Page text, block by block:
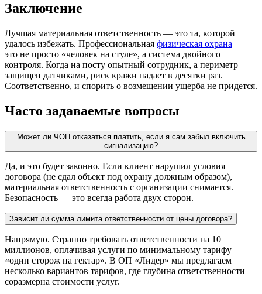
Заключение
Лучшая материальная ответственность — это та, которой
удалось избежать. Профессиональная физическая охрана —
это не просто «человек на стуле», а система двойного
контроля. Когда на посту опытный сотрудник, а периметр
защищен датчиками, риск кражи падает в десятки раз.
Соответственно, и спорить о возмещении ущерба не придется.
Часто задаваемые вопросы
Может ли ЧОП отказаться платить, если я сам забыл включить
сигнализацию?
Да, и это будет законно. Если клиент нарушил условия
договора (не сдал объект под охрану должным образом),
материальная ответственность с организации снимается.
Безопасность — это всегда работа двух сторон.
Зависит ли сумма лимита ответственности от цены договора?
Напрямую. Странно требовать ответственности на 10
миллионов, оплачивая услуги по минимальному тарифу
«один сторож на гектар». В ОП «Лидер» мы предлагаем
несколько вариантов тарифов, где глубина ответственности
соразмерна стоимости услуг.